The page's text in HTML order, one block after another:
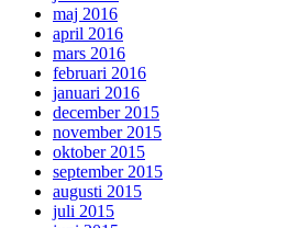
maj 2016
april 2016
mars 2016
februari 2016
januari 2016
december 2015
november 2015
oktober 2015
september 2015
augusti 2015
juli 2015